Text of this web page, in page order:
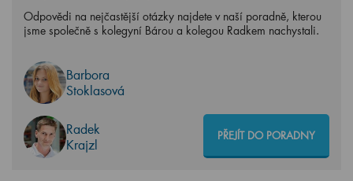
Odpovědi na nejčastější otázky najdete v naší poradně, kterou
jsme společně s kolegyní Bárou a kolegou Radkem nachystali.
Barbora
Stoklasová
Radek
Krajzl
PŘEJÍT DO PORADNY